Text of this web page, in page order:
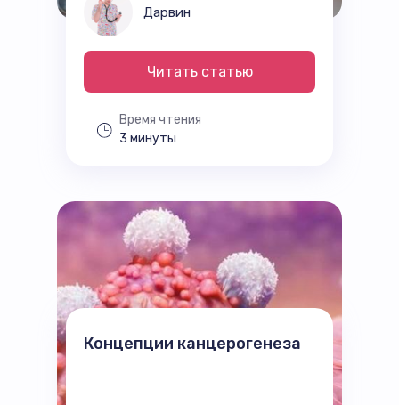
Дарвин
Читать статью
Время чтения
3 минуты
Концепции канцерогенеза